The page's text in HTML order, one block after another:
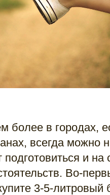
более в городах,
всегда можно
подготовиться и на
Во-
3-5-литровый